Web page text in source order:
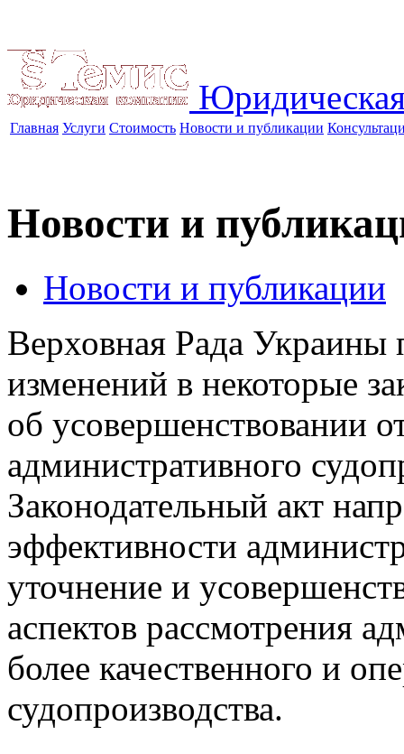
Главная Услуги Стоимость Новости и публикации
Новости и
Новости и публикации
Верховная Рада Украины
изменений в некоторые
об усовершенствовании
административного
Законодательный акт
эффективности
уточнение и
аспектов рассмотрения
более качественного и
судопроизводства.